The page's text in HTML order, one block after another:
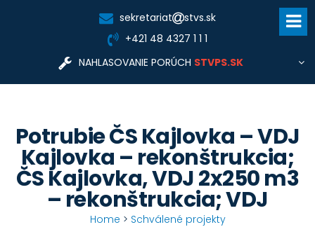
sekretariat
stvs.sk
+421 48 4327 1 1 1
NAHLASOVANIE PORÚCH STVPS.SK
Pre nahlasovanie porúch a informácie týkajúce sa
spoločnosť:Stredoslovenská
vodárenská prevádzková spoločnosť, a.s.
www.stvps.sk cc@stvps.sk
STVPS.SK
Potrubie ČS Kajlovka – VDJ
Kajlovka – rekonštrukcia;
ČS Kajlovka, VDJ 2x250 m3
– rekonštrukcia; VDJ
Home > Schválené projekty